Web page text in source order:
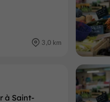
3,0 km
à Saint-